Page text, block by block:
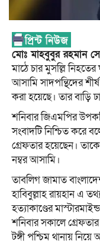
মোঃ মাহবুবুর রহমান
মাঠে চার মুসল্লি
আসামি সাদপন্থিদের
করা হয়েছে। তার বাড়ি
শনিবার জিএমপির
সংবাদটি নিশ্চিত করে
গ্রেফতার হয়েছেন।
নম্বর আসামি।
তাবলিগ জামাত
হাবিবুল্লাহ রায়হান এ
হত্যাকাণ্ডের
শনিবার সকালে
টঙ্গী পশ্চিম থানায় নিয়ে